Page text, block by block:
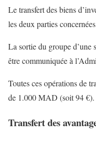
Le transfert des biens
les deux parties
La sortie du groupe d’une
être communiquée à
Toutes ces opérations de
de 1.000 MAD (soit 94 €).
Transfert des